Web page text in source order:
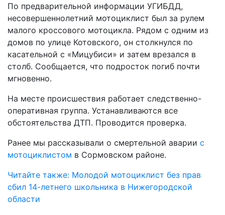
По предварительной информации УГИБДД,
несовершеннолетний мотоциклист был за рулем
малого кроссового мотоцикла. Рядом с одним из
домов по улице Котовского, он столкнулся по
касательной с «Мицубиси» и затем врезался в
столб. Сообщается, что подросток погиб почти
мгновенно.
На месте происшествия работает следственно-
оперативная группа. Устанавливаются все
обстоятельства ДТП. Проводится проверка.
Ранее мы рассказывали о смертельной аварии с
мотоциклистом в Сормовском районе.
Читайте также: Молодой мотоциклист без прав
сбил 14-летнего школьника в Нижегородской
области